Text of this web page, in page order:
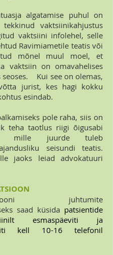
algatamise puhul on
vaktsiinikahjustus
vaktsiini infolehel, selle
Ravimiametile teatis või
mõnel muul moel, et
vaktsiin on omavahelises
seoses. Kui see on olemas,
jurist, kes hagi kokku
esindab.
pole raha, siis on
teha taotlus riigi õigusabi
mille juurde tuleb
seisundi teatis.
jaoks leiad advokatuuri
juhtumite
saad küsida patsientide
esmaspäeviti ja
kell 10-16 telefonil